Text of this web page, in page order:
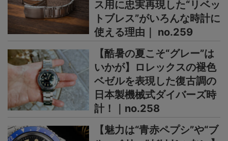
ス用に忠実再現した“リベッ
トブレス”がいろんな時計に
使える理由｜ no.259
【酷暑の夏こそ“グレー”は
いかが】ロレックスの褪色
ベゼルを表現した復古調の
日本製機械式ダイバーズ時
計！｜no.258
【魅力は“青赤ペプシ”や“ブ